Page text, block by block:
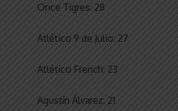
Once Tigres: 28
Atlético 9 de Julio: 27
Atlético French: 23
Agustín Álvarez: 21